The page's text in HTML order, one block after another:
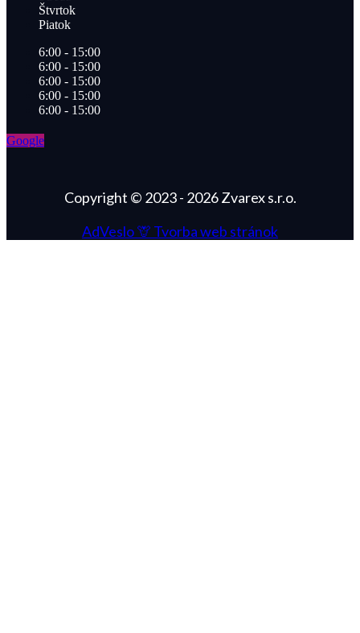
Štvrtok
Piatok
6:00 - 15:00
6:00 - 15:00
6:00 - 15:00
6:00 - 15:00
6:00 - 15:00
Google
Copyright © 2023 - 2026 Zvarex s.r.o.
AdVeslo 🦒 Tvorba web stránok